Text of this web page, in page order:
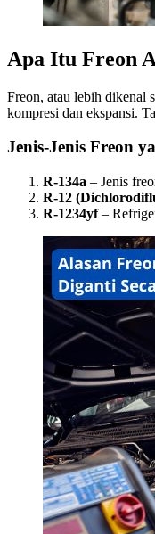
Apa Itu Freon
Freon, atau lebih dikenal
kompresi dan ekspansi.
Jenis-Jenis Freon
R-134a – Jenis
R-12
R-1234yf–